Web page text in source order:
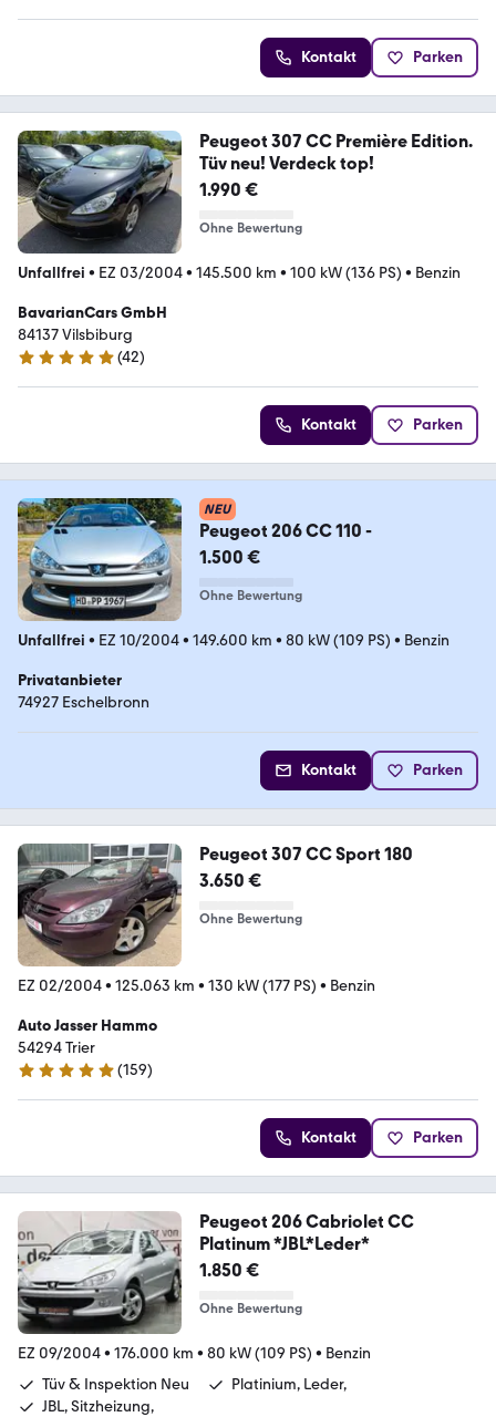
Kontakt Parken
Peugeot 307 CC Première Edition.
Tüv neu! Verdeck top!
1.990 €
Ohne Bewertung
Unfallfrei • EZ 03/2004• 145.500 km • 100 kW (136 PS) • Benzin
BavarianCars GmbH
84137 Vilsbiburg
4.9 Sterne
(42)
Kontakt Parken
NEU
Peugeot 206 CC 110 -
1.500 €
Ohne Bewertung
Unfallfrei • EZ 10/2004• 149.600 km • 80 kW (109 PS) • Benzin
Privatanbieter
74927 Eschelbronn
Kontakt Parken
Peugeot 307 CC Sport 180
3.650 €
Ohne Bewertung
EZ 02/2004• 125.063 km • 130 kW (177 PS) • Benzin
Auto Jasser Hammo
54294 Trier
4.8 Sterne
(159)
Kontakt Parken
Peugeot 206 Cabriolet CC
Platinum *JBL*Leder*
1.850 €
Ohne Bewertung
EZ 09/2004• 176.000 km • 80 kW (109 PS) • Benzin
Tüv & Inspektion Neu
Platinium, Leder,
JBL, Sitzheizung,